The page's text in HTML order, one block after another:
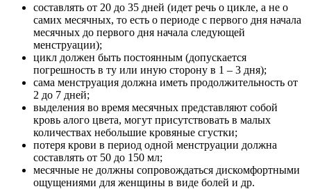
составлять от 20 до 35 дней (идет речь о цикле, а не о
самих месячных, то есть о периоде с первого дня начала
месячных до первого дня начала следующей
менструации);
цикл должен быть постоянным (допускается
погрешность в ту или иную сторону в 1 – 3 дня);
сама менструация должна иметь продолжительность от
2 до 7 дней;
выделения во время месячных представляют собой
кровь алого цвета, могут присутствовать в малых
количествах небольшие кровяные сгустки;
потеря крови в период одной менструации должна
составлять от 50 до 150 мл;
месячные не должны сопровождаться дискомфортными
ощущениями для женщины в виде болей и др.